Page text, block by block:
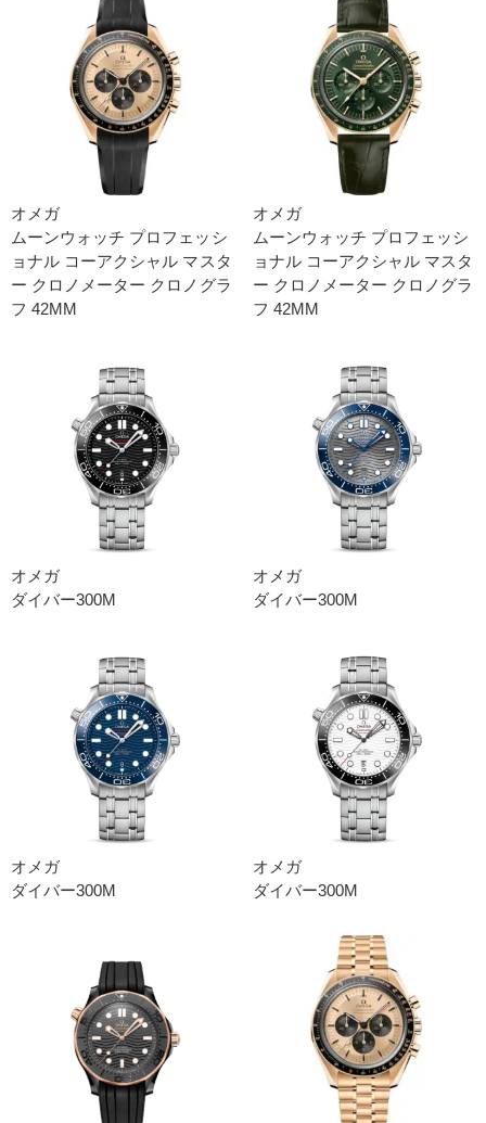
オメガ
ムーンウォッチ プロフェッシ
ョナ ル コーアクシャル マスタ
ー クロノメーター クロノグラ
フ 42M M
オメガ
ムーンウォッチ プロフェッシ
ョナ ル コーアクシャル マスタ
ー クロノメーター クロノグラ
フ 42M M
オメガ
ダイバー300M
オメガ
ダイバー300M
オメガ
ダイバー300M
オメガ
ダイバー300M